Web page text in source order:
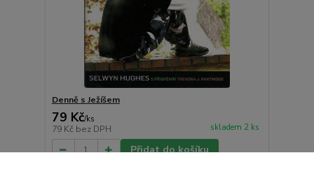
Denně s Ježíšem
79 Kč/ks
79 Kč bez DPH skladem 2 ks
Přidat do košíku